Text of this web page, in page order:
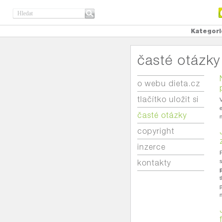
časté otázky
o webu dieta.cz
tlačítko uložit si
časté otázky
copyright
inzerce
kontakty